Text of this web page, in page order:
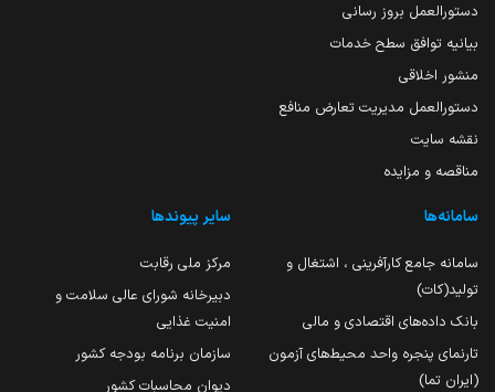
دستورالعمل بروز رسانی
بیانیه توافق سطح خدمات
منشور اخلاقی
دستورالعمل مدیریت تعارض منافع
نقشه سایت
مناقصه و مزایده
سامانه‌ها
سامانه جامع کارآفرینی ، اشتغال و
تولید(کات)
بانک داده‌های اقتصادی و مالی
تارنمای پنجره واحد محیط‌های آزمون
(ایران تما)
سایر پیوندها
مرکز ملی رقابت
دبیرخانه شورای عالی سلامت و
امنیت غذایی
سازمان برنامه بودجه کشور
دیوان محاسبات کشور